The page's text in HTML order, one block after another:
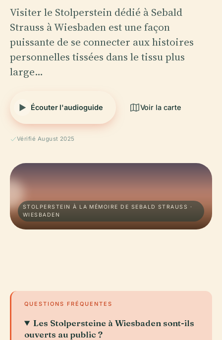
Visiter le Stolperstein dédié à Sebald
Strauss à Wiesbaden est une façon
puissante de se connecter aux histoires
personnelles tissées dans le tissu plus
large…
Écouter l'audioguide Voir la carte
Vérifié August 2025
STOLPERSTEIN À LA MÉMOIRE DE SEBALD STRAUSS ·
WIESBADEN
QUESTIONS FRÉQUENTES
Les Stolpersteine à Wiesbaden sont-ils
ouverts au public ?